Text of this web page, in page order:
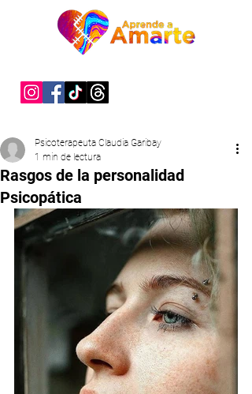
Rasgos de la personalidad
Psicopática
Psicoterapeuta Claudia Garibay
1 min de lectura